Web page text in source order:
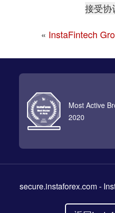
« InstaFintech
Most Active
2020
secure.instaforex.com-